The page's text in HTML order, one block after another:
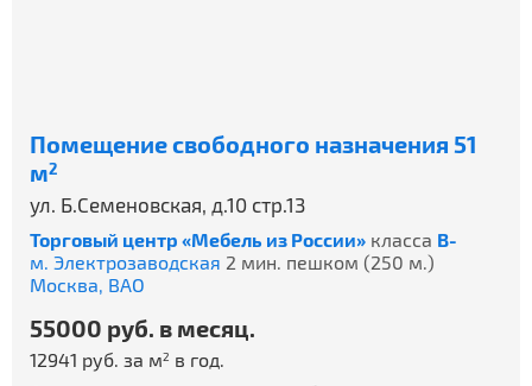
Помещение свободного назначения 51
м2
ул. Б.Семеновская, д.10 стр.13
Торговый центр «Мебель из России» класса B-
м. Электрозаводская 2 мин. пешком (250 м.)
Москва, ВАО
55000 руб. в месяц.
12941 руб. за м2 в год.